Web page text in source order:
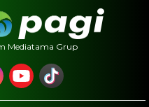
Mediatama Grup